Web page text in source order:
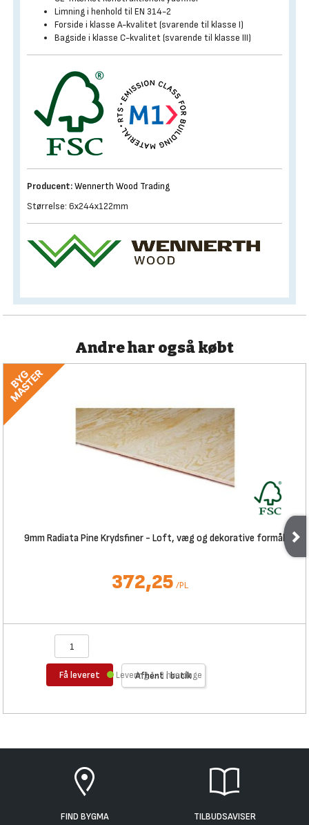
Limning i henhold til EN 314-2
Forside i klasse A-kvalitet (svarende til klasse I)
Bagside i klasse C-kvalitet (svarende til klasse III)
Producent:Wennerth Wood Trading
Størrelse: 6x244x122mm
Andre har også købt
9mm Radiata Pine Krydsfiner - Loft, væg og dekorative formål
372,25 /PL
Få leveret Afhent i butik
Levering 1-3 hverdage
FIND BYGMA TILBUDSAVISER